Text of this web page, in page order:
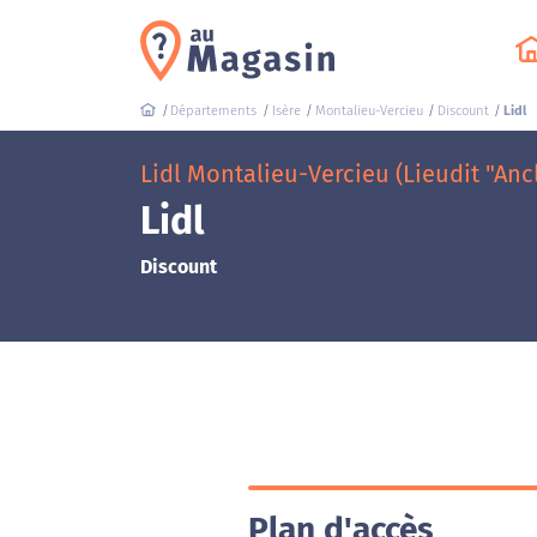
Départements Isère Montalieu-Vercieu Discount Lidl
Lidl Montalieu-Vercieu (Lieudit
Lidl
Discount